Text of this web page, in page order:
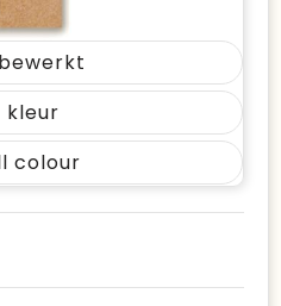
colour